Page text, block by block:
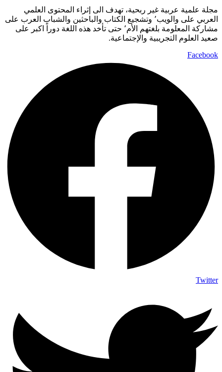
مجلة علمية عربية غير ربحية، تهدف الى إثراء المحتوى العلمي
العربي على والويب٬ وتشجيع الكتاب والباحثين والشباب العرب على
مشاركة المعلومة بلغتهم الأم٬ حتى تأخد هذه اللغة دوراً اكبر على
صعيد العلوم التجريبية والإجتماعية.
Facebook
Twitter